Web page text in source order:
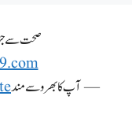
صحت سے
— آپ کا بھروسے مند